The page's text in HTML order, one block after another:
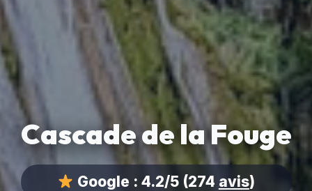
Cascade de la Fouge
Google : 4.2/5(274 avis)